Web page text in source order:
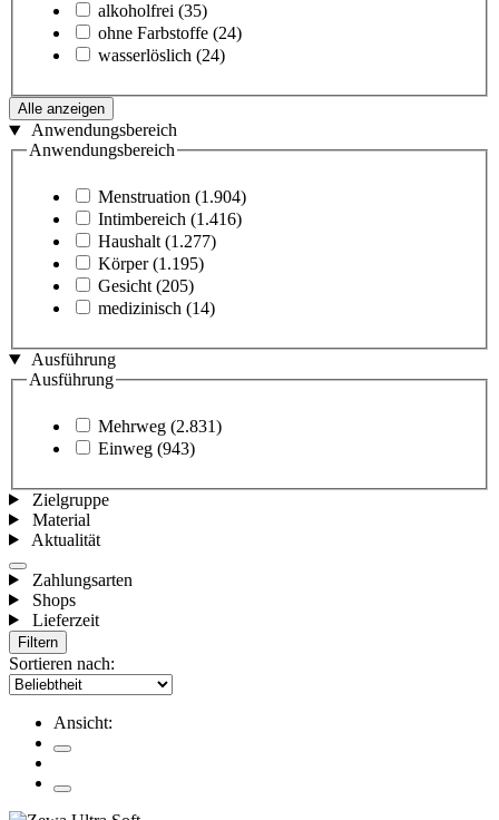
alkoholfrei (35)
ohne Farbstoffe (24)
wasserlöslich (24)
Alle anzeigen
Anwendungsbereich
Anwendungsbereich
Menstruation (1.904)
Intimbereich (1.416)
Haushalt (1.277)
Körper (1.195)
Gesicht (205)
medizinisch (14)
Ausführung
Ausführung
Mehrweg (2.831)
Einweg (943)
Zielgruppe
Material
Aktualität
Zahlungsarten
Shops
Lieferzeit
Filtern
Sortieren nach:
Ansicht: